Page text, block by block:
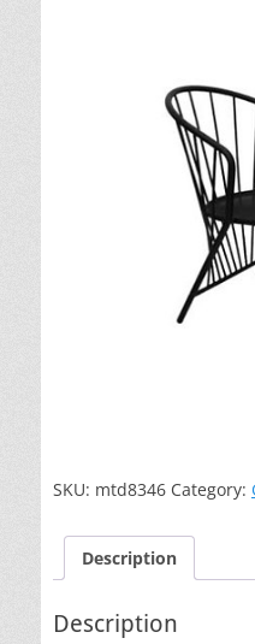
SKU: mtd8346 Category:
Description
Description